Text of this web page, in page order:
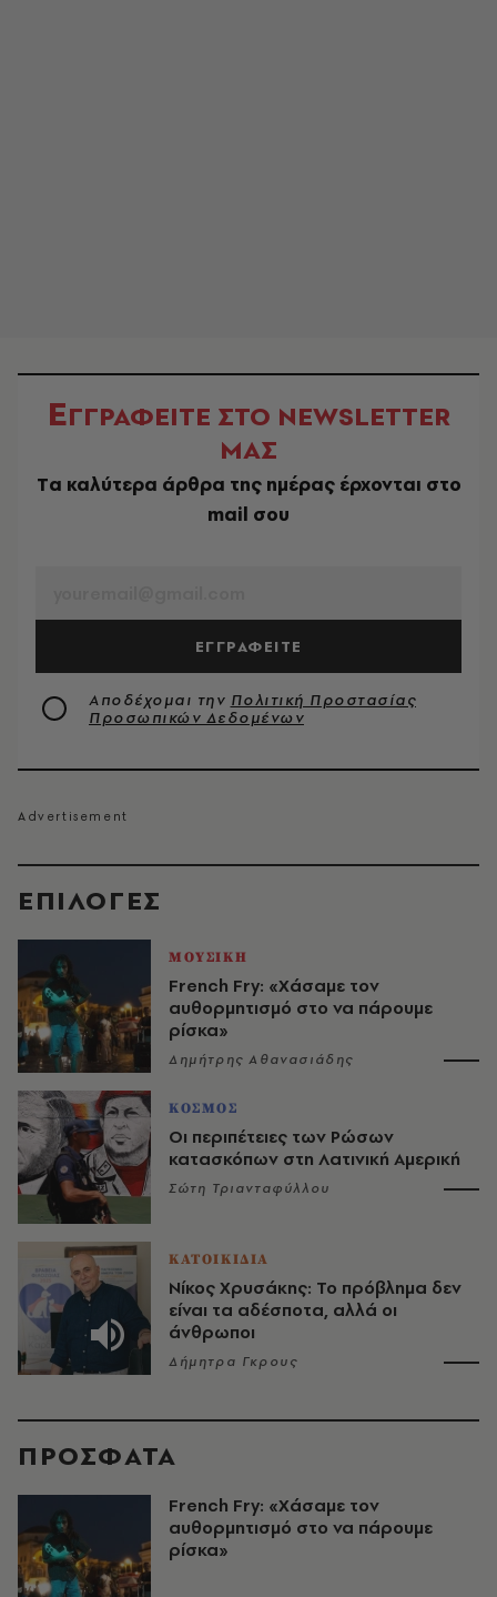
EΠΙΛΟΓΈΣ
ΜΟΥΣΙΚΗ
French Fry: «Χάσαμε τον
αυθορμητισμό στο να πάρουμε
ρίσκα»
Δημήτρης Αθανασιάδης
ΚΟΣΜΟΣ
Οι περιπέτειες των Ρώσων
κατασκόπων στη Λατινική Αμερική
Σώτη Τριανταφύλλου
ΚΑΤΟΙΚΙΔΙΑ
Νίκος Χρυσάκης: Το πρόβλημα δεν
είναι τα αδέσποτα, αλλά οι
άνθρωποι
Δήμητρα Γκρους
ΕΓΓΡΑΦΕΙΤΕ ΣΤΟ NEWSLETTER
ΜΑΣ
Tα καλύτερα άρθρα της ημέρας έρχονται στο
mail σου
ΕΓΓΡΑΦΕΙΤΕ
Αποδέχομαι την Πολιτική Προστασίας
Προσωπικών Δεδομένων
ΠΡΟΣΦΑΤΑ
French Fry: «Χάσαμε τον
αυθορμητισμό στο να πάρουμε
ρίσκα»